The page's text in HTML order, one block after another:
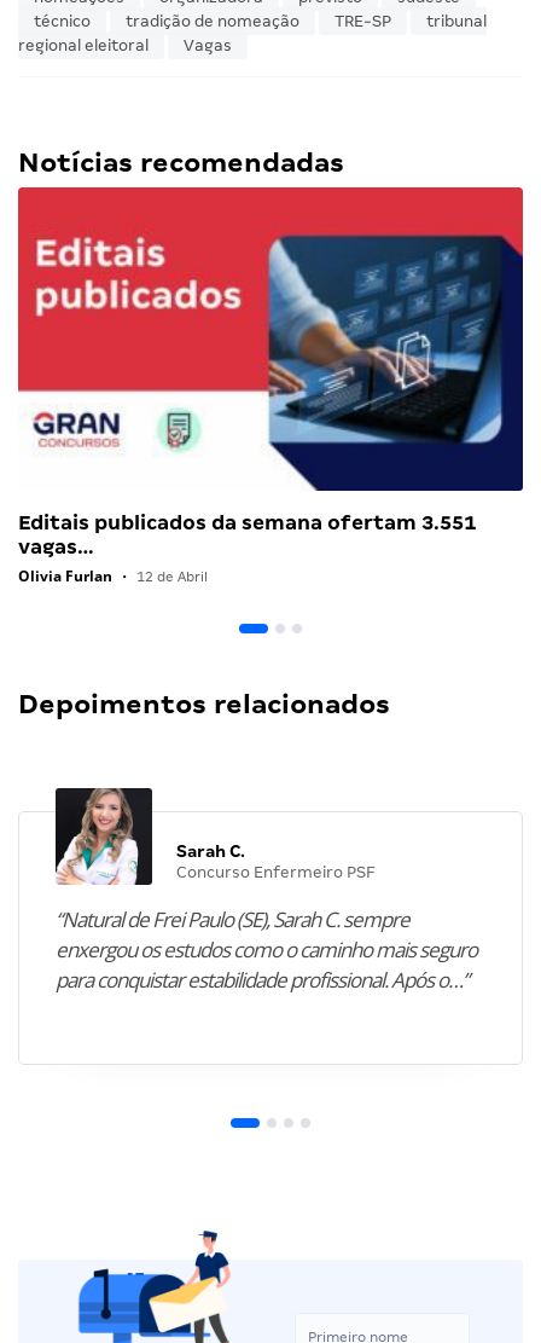
técnico
tradição de nomeação TRE-SP
tribunal
regional eleitoral
Vagas
Notícias recomendadas
Editais publicados da semana ofertam 3.551
vagas…
Olivia Furlan • 12 de Abril
Depoimentos relacionados
Sarah C.
Concurso Enfermeiro PSF
“Natural de Frei Paulo (SE), Sarah C. sempre
enxergou os estudos como o caminho mais seguro
para conquistar estabilidade profissional. Após o…”